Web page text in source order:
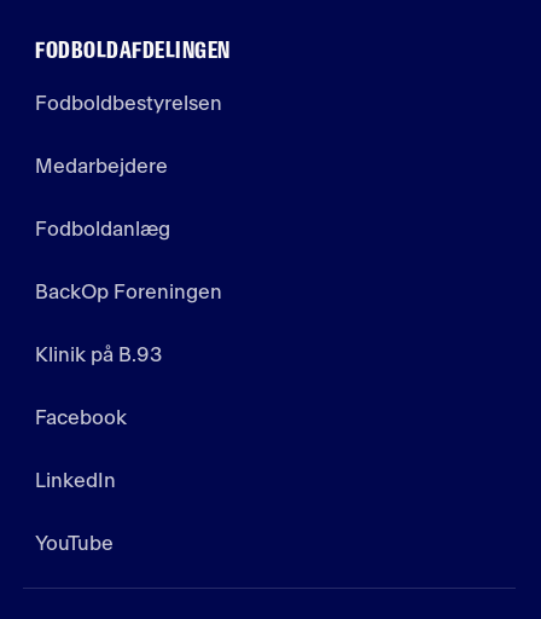
FODBOLDAFDELINGEN
Fodboldbestyrelsen
Medarbejdere
Fodboldanlæg
BackOp Foreningen
Klinik på B.93
Facebook
LinkedIn
YouTube